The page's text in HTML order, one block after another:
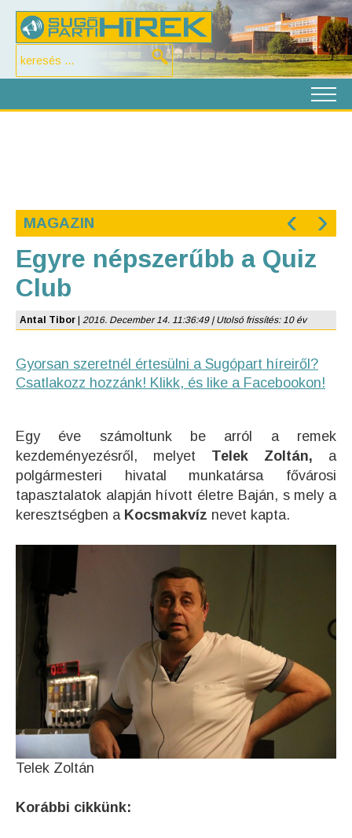
MAGAZIN ‹ ›
Egyre népszerűbb a Quiz
Club
Antal Tibor 2016. December 14. 11:36:49 | Utolsó frissítés: 10 év
Gyorsan szeretnél értesülni a Sugópart híreiről?
Csatlakozz hozzánk! Klikk, és like a Facebookon!
Egy éve számoltunk be arról a remek
kezdeményezésről, melyet Telek Zoltán, a
polgármesteri hivatal munkatársa fővárosi
tapasztalatok alapján hívott életre Baján, s mely a
keresztségben aKocsmakvíz nevet kapta.
Telek Zoltán
Korábbi cikkünk: